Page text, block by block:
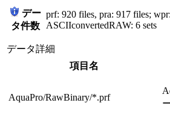
デー
タ件数
prf: 920 files, pra: 917 files;
ASCIIconvertedRAW: 6 sets
データ詳細
項目名
AquaPro/RawBinary/*.prf